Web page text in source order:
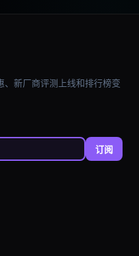
、新厂商评测上线和排行榜变
订阅